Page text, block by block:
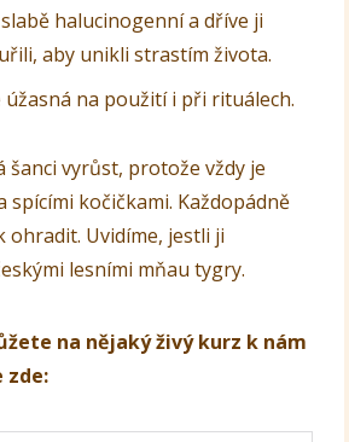
halucinogenní a dříve ji
aby unikli strastím života.
úžasná na použití i při rituálech.
šanci vyrůst, protože vždy je
spícími kočičkami. Každopádně
ohradit. Uvidíme, jestli ji
lesními mňau tygry.
na nějaký živý kurz k nám
zde: